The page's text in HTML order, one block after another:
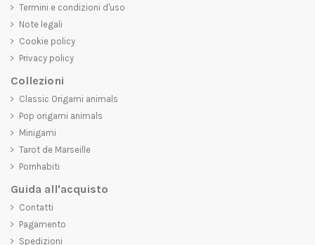
Termini e condizioni d'uso
Note legali
Cookie policy
Privacy policy
Collezioni
Classic Origami animals
Pop origami animals
Minigami
Tarot de Marseille
Pornhabiti
Guida all'acquisto
Contatti
Pagamento
Spedizioni